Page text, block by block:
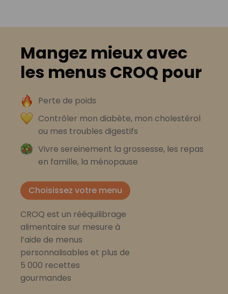
Mangez mieux avec
les menus CROQ pour
Perte de poids
Contrôler mon diabète, mon cholestérol
ou mes troubles digestifs
Vivre sereinement la grossesse, les repas
en famille, la ménopause
Choisissez votre menu
CROQ est un rééquilibrage
alimentaire sur mesure à
l’aide de menus
personnalisables et plus de
5 000 recettes
gourmandes